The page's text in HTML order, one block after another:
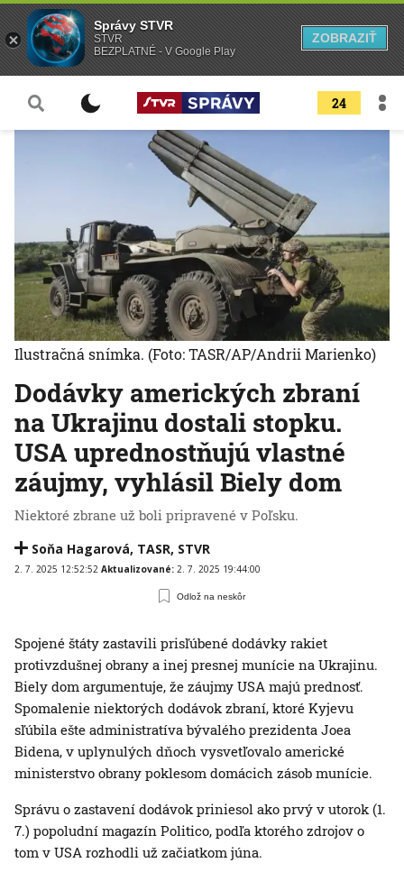
24
Dodávky amerických zbraní
na Ukrajinu dostali stopku.
USA uprednostňujú vlastné
záujmy, vyhlásil Biely dom
Niektoré zbrane už boli pripravené v Poľsku.
Soňa Hagarová, TASR, STVR
2. 7. 2025 12:52:52 Aktualizované: 2. 7. 2025 19:44:00
Odlož na neskôr
Ilustračná snímka. (Foto: TASR/AP/Andrii Marienko)
Spojené štáty zastavili prisľúbené dodávky rakiet
protivzdušnej obrany a inej presnej munície na Ukrajinu.
Biely dom argumentuje, že záujmy USA majú prednosť.
Spomalenie niektorých dodávok zbraní, ktoré Kyjevu
sľúbila ešte administratíva bývalého prezidenta Joea
Bidena, v uplynulých dňoch vysvetľovalo americké
ministerstvo obrany poklesom domácich zásob munície.
Správu o zastavení dodávok priniesol ako prvý v utorok (1.
7.) popoludní magazín Politico, podľa ktorého zdrojov o
tom v USA rozhodli už začiatkom júna.
Správy STVR
STVR
BEZPLATNÉ - V Google Play
ZOBRAZIŤ